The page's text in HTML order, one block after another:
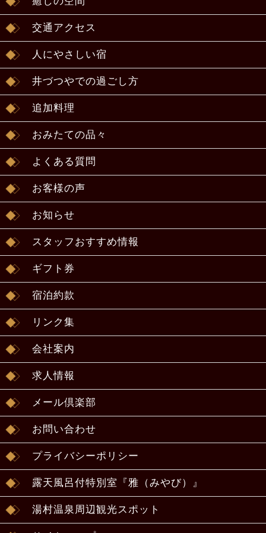
交通アクセス
人にやさしい宿
井づつやでの過ごし方
追加料理
おみたての品々
よくある質問
お客様の声
お知らせ
スタッフおすすめ情報
ギフト券
宿泊約款
リンク集
会社案内
求人情報
メール倶楽部
お問い合わせ
プライバシーポリシー
露天風呂付特別室『雅（みやび）』
湯村温泉周辺観光スポット